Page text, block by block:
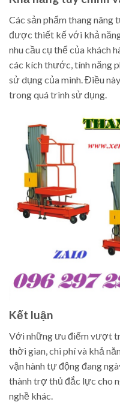
Các sản phẩm thang nâng
được thiết kế với khả
nhu cầu cụ thể của khách
các kích thước, tính năng
sử dụng của mình. Điều
trong quá trình sử dụng.
Kết luận
Với những ưu điểm vượt
thời gian, chi phí và khả
vận hành tự động đang
thành trợ thủ đắc lực cho
nghề khác.